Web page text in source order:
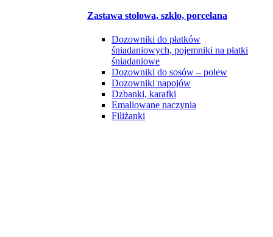
Zastawa stołowa, szkło, porcelana
Dozowniki do płatków
śniadaniowych, pojemniki na płatki
śniadaniowe
Dozowniki do sosów – polew
Dozowniki napojów
Dzbanki, karafki
Emaliowane naczynia
Filiżanki